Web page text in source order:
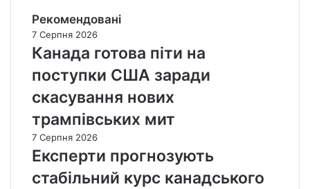
у
д
а
и
п
и
т
у
о
в
і
с
а
н
к
ц
і
ї
п
р
о
Рекомендовані
7 Серпня 2026
Канада готова піти на
поступки США заради
скасування нових
трампівських мит
7 Серпня 2026
Експерти прогнозують
стабільний курс канадського